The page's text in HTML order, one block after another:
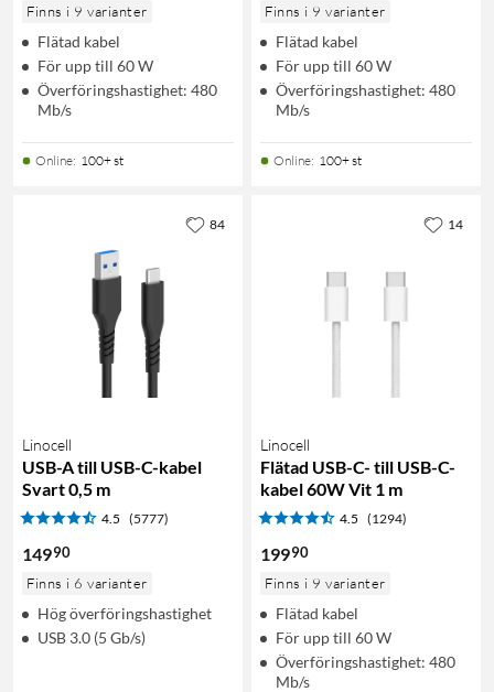
Finns i 9 varianter
Flätad kabel
För upp till 60 W
Överföringshastighet: 480
Mb/s
Online: 100+ st
Finns i 9 varianter
Flätad kabel
För upp till 60 W
Överföringshastighet: 480
Mb/s
Online: 100+ st
Linocell
USB-A till USB-C-kabel
Svart 0,5 m
4.5 (5777)
14990
Finns i 6 varianter
Hög överföringshastighet
USB 3.0 (5 Gb/s)
84
Linocell
Flätad USB-C- till USB-C-
kabel 60W Vit 1 m
4.5 (1294)
19990
Finns i 9 varianter
Flätad kabel
För upp till 60 W
Överföringshastighet: 480
Mb/s
14